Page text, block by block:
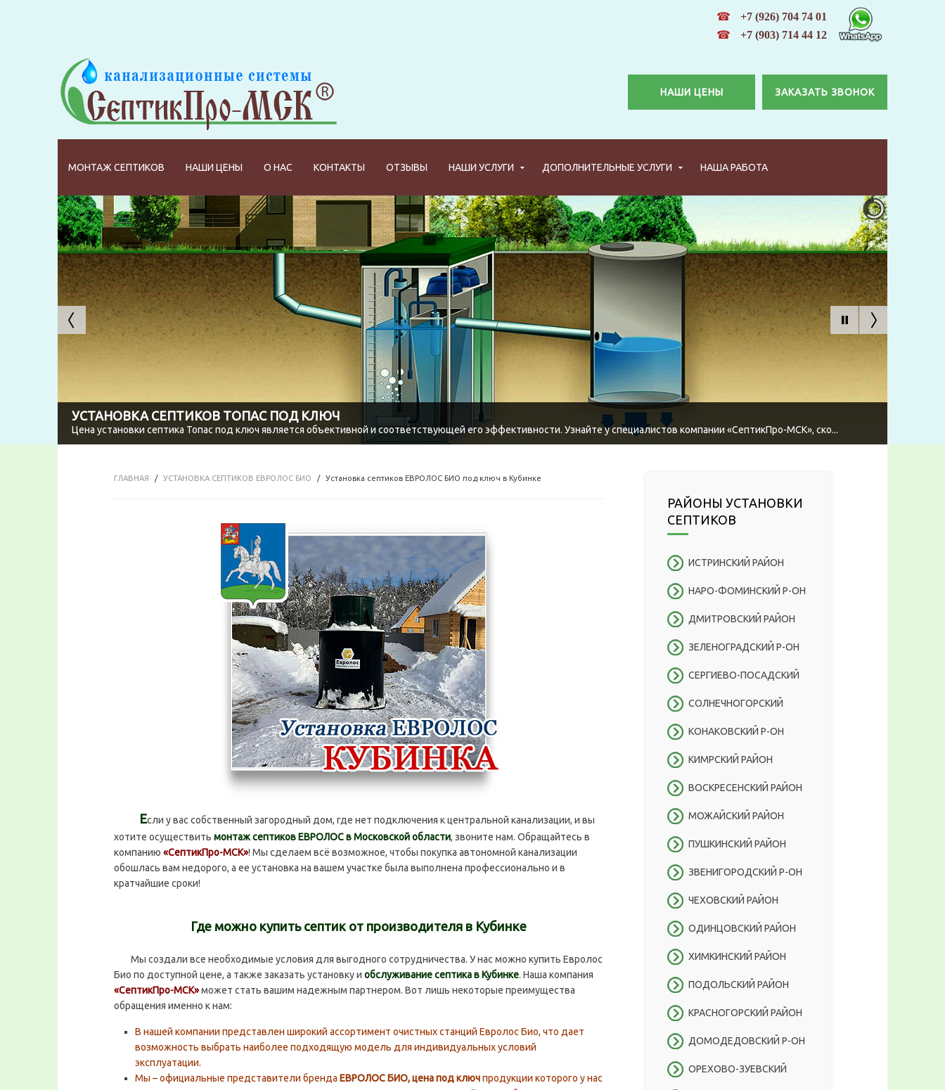
☎ +7 (926) 704 74 01
☎ +7 (903) 714 44 12
ЗАКАЗАТЬ ЗВОНОК
НАШИ ЦЕНЫ
МОНТАЖ СЕПТИКОВ НАШИ ЦЕНЫ О НАС КОНТАКТЫ ОТЗЫВЫ НАШИ УСЛУГИ ДОПОЛНИТЕЛЬНЫЕ УСЛУГИ НАША РАБОТА
УСТАНОВКА СЕПТИКОВ ТОПАС ПОД КЛЮЧ
Цена установки септика Топас под ключ является объективной и соответствующей его эффективности. Узнайте у специалистов компании «СептикПро-МСК», ско...
ГЛАВНАЯ УСТАНОВКА СЕПТИКОВ ЕВРОЛОС БИО Установка септиков ЕВРОЛОС БИО под ключ в Кубинке
Если у вас собственный загородный дом, где нет подключения к центральной канализации, и вы
хотите осуществить монтаж септиков ЕВРОЛОС в Московской области, звоните нам. Обращайтесь в
компанию «СептикПро-МСК»! Мы сделаем всё возможное, чтобы покупка автономной канализации
обошлась вам недорого, а ее установка на вашем участке была выполнена профессионально и в
кратчайшие сроки!
Где можно купить септик от производителя в Кубинке
Мы создали все необходимые условия для выгодного сотрудничества. У нас можно купить Евролос
Био по доступной цене, а также заказать установку и обслуживание септика в Кубинке. Наша компания
«СептикПро-МСК»может стать вашим надежным партнером. Вот лишь некоторые преимущества
обращения именно к нам:
В нашей компании представлен широкий ассортимент очистных станций Евролос Био, что дает
возможность выбрать наиболее подходящую модель для индивидуальных условий
эксплуатации.
Мы – официальные представители бренда ЕВРОЛОС БИО, цена под ключпродукции которого у нас
РАЙОНЫ УСТАНОВКИ
СЕПТИКОВ
ИСТРИНСКИЙ РАЙОН
НАРО-ФОМИНСКИЙ Р-ОН
ДМИТРОВСКИЙ РАЙОН
ЗЕЛЕНОГРАДСКИЙ Р-ОН
СЕРГИЕВО-ПОСАДСКИЙ
СОЛНЕЧНОГОРСКИЙ
КОНАКОВСКИЙ Р-ОН
КИМРСКИЙ РАЙОН
ВОСКРЕСЕНСКИЙ РАЙОН
МОЖАЙСКИЙ РАЙОН
ПУШКИНСКИЙ РАЙОН
ЗВЕНИГОРОДСКИЙ Р-ОН
ЧЕХОВСКИЙ РАЙОН
ОДИНЦОВСКИЙ РАЙОН
ХИМКИНСКИЙ РАЙОН
ПОДОЛЬСКИЙ РАЙОН
КРАСНОГОРСКИЙ РАЙОН
ДОМОДЕДОВСКИЙ Р-ОН
ОРЕХОВО-ЗУЕВСКИЙ